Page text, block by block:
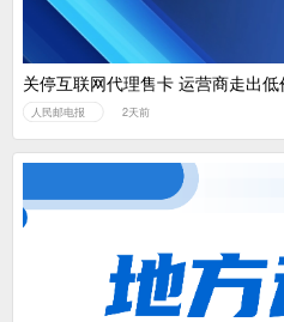
关停互联网代理售卡 运营商走出
人民邮电报 2天前